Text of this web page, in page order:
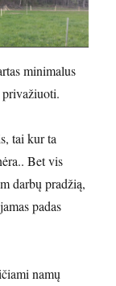
minimalus
tai kur ta
Bet vis
darbų pradžią,
padas
namų